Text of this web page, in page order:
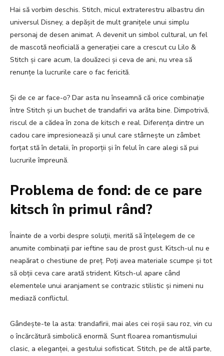
Hai să vorbim deschis. Stitch, micul extraterestru albastru din
universul Disney, a depășit de mult granițele unui simplu
personaj de desen animat. A devenit un simbol cultural, un fel
de mascotă neoficială a generației care a crescut cu Lilo &
Stitch și care acum, la douăzeci și ceva de ani, nu vrea să
renunțe la lucrurile care o fac fericită.
Și de ce ar face-o? Dar asta nu înseamnă că orice combinație
între Stitch și un buchet de trandafiri va arăta bine. Dimpotrivă,
riscul de a cădea în zona de kitsch e real. Diferența dintre un
cadou care impresionează și unul care stârnește un zâmbet
forțat stă în detalii, în proporții și în felul în care alegi să pui
lucrurile împreună.
Problema de fond: de ce pare
kitsch în primul rând?
Înainte de a vorbi despre soluții, merită să înțelegem de ce
anumite combinații par ieftine sau de prost gust. Kitsch-ul nu e
neapărat o chestiune de preț. Poți avea materiale scumpe și tot
să obții ceva care arată strident. Kitsch-ul apare când
elementele unui aranjament se contrazic stilistic și nimeni nu
mediază conflictul.
Gândește-te la asta: trandafirii, mai ales cei roșii sau roz, vin cu
o încărcătură simbolică enormă. Sunt floarea romantismului
clasic, a eleganței, a gestului sofisticat. Stitch, pe de altă parte,